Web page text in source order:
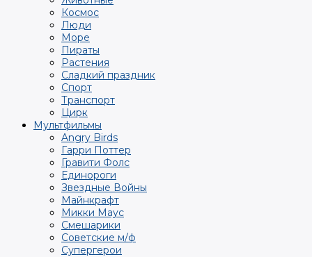
Космос
Люди
Море
Пираты
Растения
Сладкий праздник
Спорт
Транспорт
Цирк
Мультфильмы
Angry Birds
Гарри Поттер
Гравити Фолс
Единороги
Звездные Войны
Майнкрафт
Микки Маус
Смешарики
Советские м/ф
Супергерои